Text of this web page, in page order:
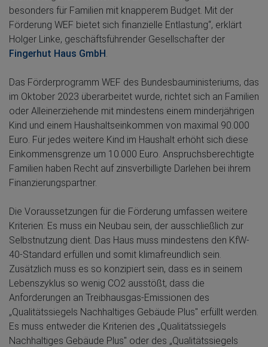
besonders für Familien mit knapperem Budget. Mit der
Förderung WEF bietet sich finanzielle Entlastung“, erklärt
Holger Linke, geschäftsführender Gesellschafter der
Fingerhut Haus GmbH
Das Förderprogramm WEF des Bundesbauministeriums, das
im Oktober 2023 überarbeitet wurde, richtet sich an Familien
oder Alleinerziehende mit mindestens einem minderjährigen
Kind und einem Haushaltseinkommen von maximal 90.000
Euro. Für jedes weitere Kind im Haushalt erhöht sich diese
Einkommensgrenze um 10.000 Euro. Anspruchsberechtigte
Familien haben Recht auf zinsverbilligte Darlehen bei ihrem
Finanzierungspartner.
Die Voraussetzungen für die Förderung umfassen weitere
Kriterien: Es muss ein Neubau sein, der ausschließlich zur
Selbstnutzung dient. Das Haus muss mindestens den KfW-
40-Standard erfüllen und somit klimafreundlich sein.
Zusätzlich muss es so konzipiert sein, dass es in seinem
Lebenszyklus so wenig CO2 ausstößt, dass die
Anforderungen an Treibhausgas-Emissionen des
„Qualitätssiegels Nachhaltiges Gebäude Plus" erfüllt werden.
Es muss entweder die Kriterien des „Qualitätssiegels
Nachhaltiges Gebäude Plus" oder des „Qualitätssiegels